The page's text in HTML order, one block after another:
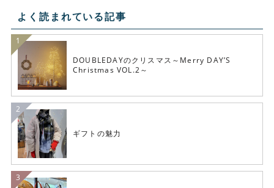
よく読まれている記事
DOUBLEDAYのクリスマス～Merry DAY’S
Christmas VOL.2～
ギフトの魅力